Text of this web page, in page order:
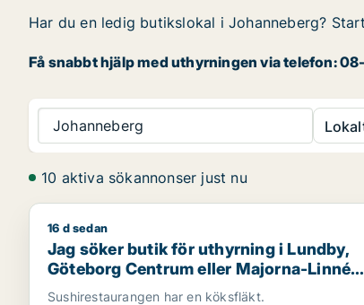
Har du en ledig butikslokal i Johanneberg?
Få snabbt hjälp med uthyrningen via telefon:
Johanneberg
10 aktiva sökannonser just nu
Jag söker butik för uthyrning i Lundby,
16 d sedan
Jag söker butik för uthyrning i Lundby,
Göteborg Centrum eller Majorna-Linné
m.fl.
Sushirestaurangen har en köksfläkt.